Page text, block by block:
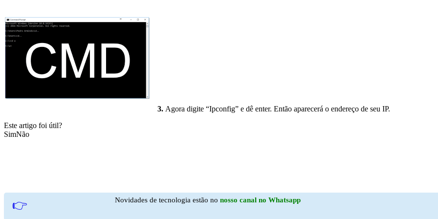
3. Agora digite “Ipconfig” e dê enter. Então aparecerá o endereço de seu IP.
Este artigo foi útil?
SimNão
👉 Novidades de tecnologia estão nonosso canal no Whatsapp